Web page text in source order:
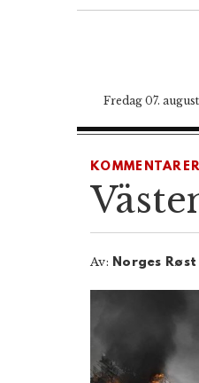
Fredag 07.
KOMMENTARER
Av: Norges Røst